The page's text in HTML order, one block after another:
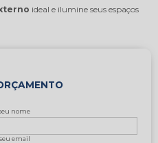
ideal e ilumine seus espaços
nome
email